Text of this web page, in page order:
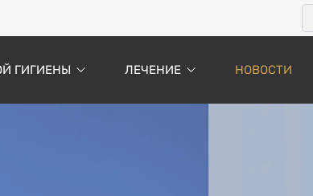
ГИГИЕНЫ ЛЕЧЕНИЕ НОВОСТИ